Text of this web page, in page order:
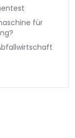
für